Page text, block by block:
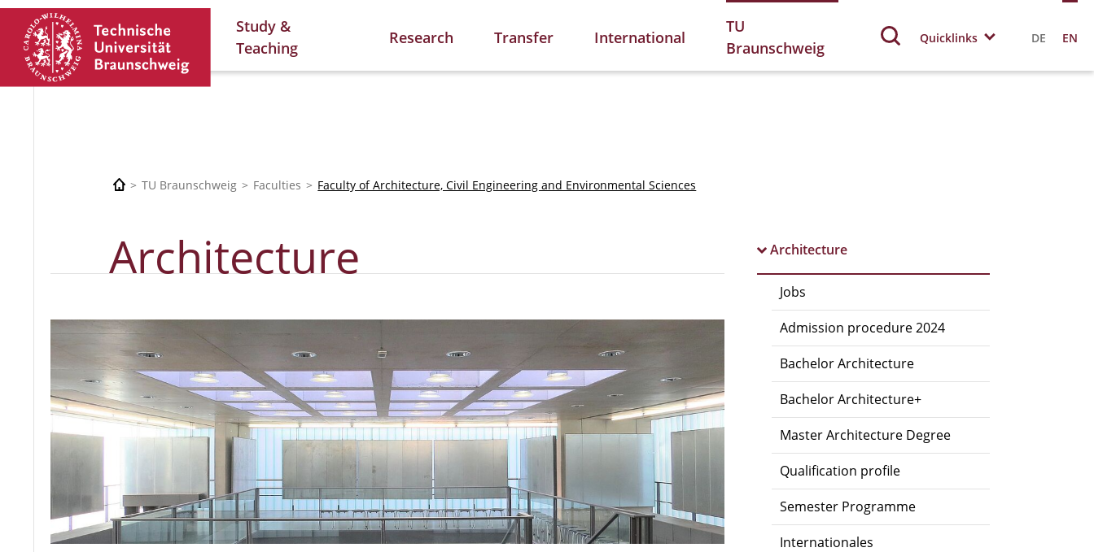
Study &
Teaching
Research Transfer International
TU
Braunschweig
Quicklinks DE EN
TU Braunschweig Faculties Faculty of Architecture, Civil Engineering and Environmental Sciences
Architecture
Jobs
Admission procedure 2024
Bachelor Architecture
Bachelor Architecture+
Master Architecture Degree
Qualification profile
Semester Programme
Internationales
Architecture